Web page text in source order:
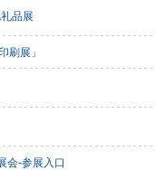
品展
刷展」
会-参展入口